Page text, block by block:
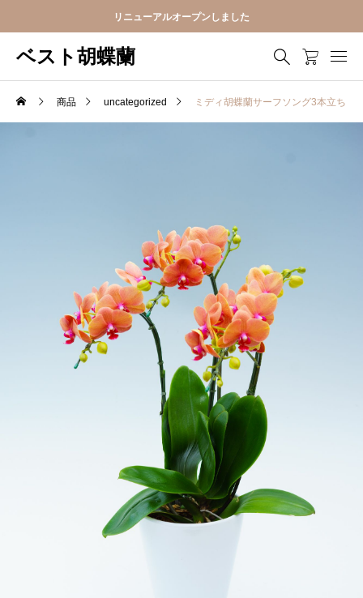
リニューアルオープンしました
ベスト胡蝶蘭
商品 uncategorized ミディ胡蝶蘭サーフソング3本立ち